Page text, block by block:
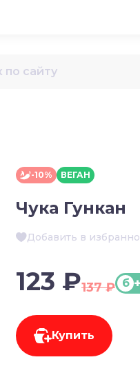
-10% ВЕГАН
Чука Гункан
Добавить в
123 ₽137 ₽ б
Купить